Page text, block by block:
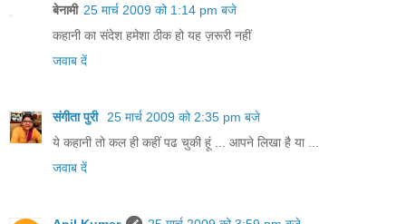
बेनामी 25 मार्च 2009 को 1:14 pm बजे
कहानी का संदेश हमेशा ठीक हो यह ज़रूरी नहीं
जवाब दें
संगीता पुरी
25 मार्च 2009 को 2:35 pm बजे
ये कहानी तो कल ही कहीं पढ चुकी हूं ... आपने लिखा है या ...
जवाब दें